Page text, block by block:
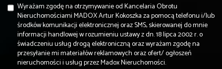
Wyrażam zgodę na otrzymywanie od Kancelaria Obrotu
Nieruchomościami MADOX Artur Kokoszka za pomocą telefonu i/lub
środków komunikacji elektronicznej oraz SMS, skierowanej do mnie
informacji handlowej w rozumieniu ustawy z dn. 18 lipca 2002 r. o
świadczeniu usług drogą elektroniczną oraz wyrażam zgodę na
przesyłanie mi materiałów reklamowych oraz ofert/ ogłoszeń
nieruchomości i usług przez Madox Nieruchomości.